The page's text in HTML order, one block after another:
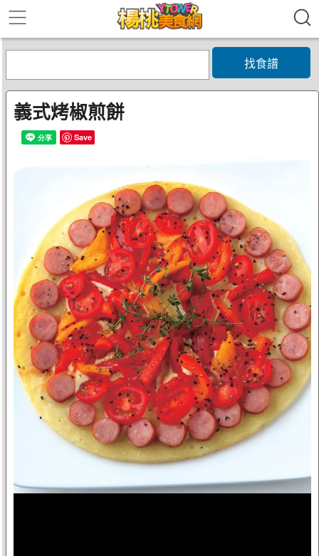
找食譜
義式烤椒煎餅
Save